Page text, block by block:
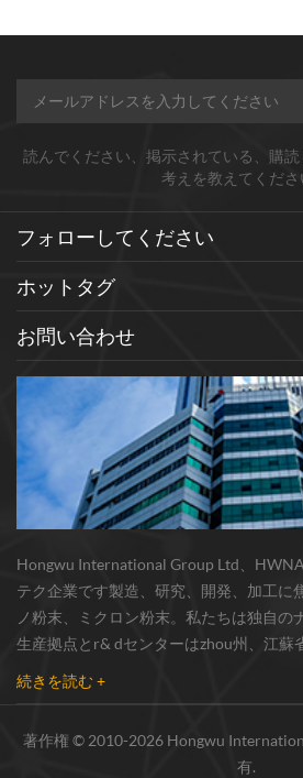
読んでください、掲示されている、購
考えを教えてくださ
フォローしてください
ホットタグ
お問い合わせ
Hongwu International Group Ltd、
テク企業です製造、研究、開発、加工に
ノ粉末、ミクロン粉末。私たちは独自の
生産拠点とr& dセンターはzhou州、江蘇
子 、 銅ナノ粒子 、 炭化ケイ素ウィスカ
ューブ 、 グラフェン 、 酸化アルミニウ
体向けの大量注文 我々はよく知られた
続きを読む +
著作権 © 2010-2026 Hongwu
有.